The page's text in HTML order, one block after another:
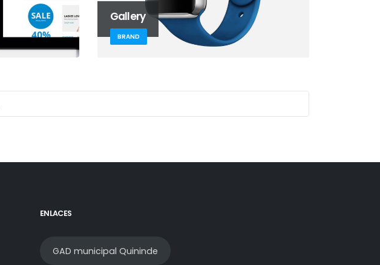
Gallery
BRAND
ENLACES
GAD municipal Quininde